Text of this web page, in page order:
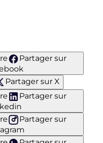
Partager sur
Partager sur X
Partager sur
Partager sur